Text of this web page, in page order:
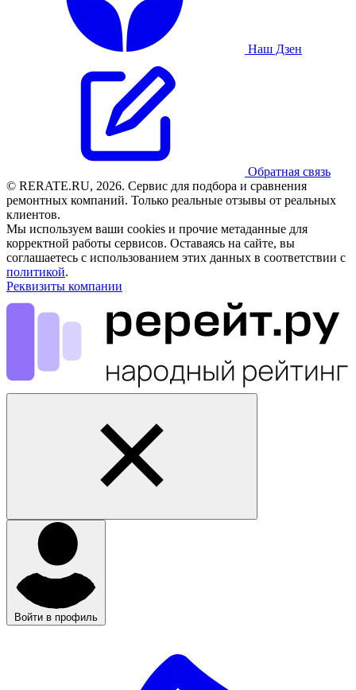
Наш Дзен
Обратная связь
© RERATE.RU, 2026. Сервис для подбора и сравнения
ремонтных компаний. Только реальные отзывы от реальных
клиентов.
Мы используем ваши cookies и прочие метаданные для
корректной работы сервисов. Оставаясь на сайте, вы
соглашаетесь с использованием этих данных в соответствии с
политикой.
Реквизиты компании
Войти в профиль